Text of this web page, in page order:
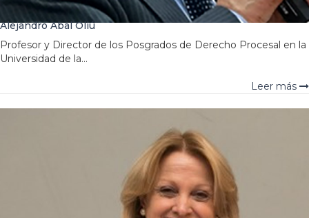
Alejandro Abal Oliú
Profesor y Director de los Posgrados de Derecho Procesal en la
Universidad de la...
Leer más